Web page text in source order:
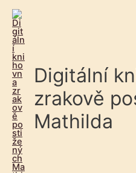
Digitální
zrakově
Mathilda